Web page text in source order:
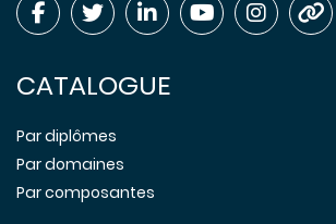
CATALOGUE
Par diplômes
Par domaines
Par composantes